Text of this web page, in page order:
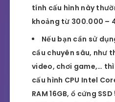
tính cấu hình này
khoảng từ 300.000 –
Nếu bạn cần sử
cầu chuyên sâu, như
video, chơi game,…
cấu hình CPU Intel
RAM 16GB, ổ cứng